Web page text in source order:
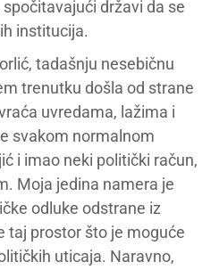
državi da se
institucija.
tadašnju nesebičnu
trenutku došla od strane
uvredama, lažima i
svakom normalnom
i imao neki politički račun,
Moja jedina namera je
odluke odstrane iz
taj prostor što je moguće
uticaja. Naravno,